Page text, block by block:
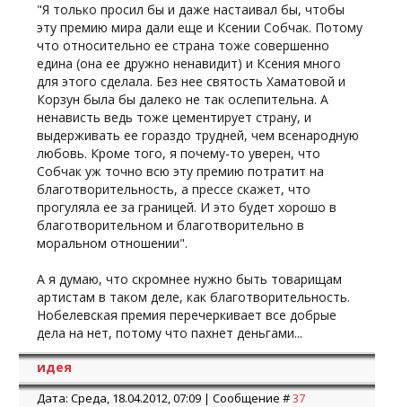
Разразился жуткий скандал. В итоге Чулпан
Хаматова решила ответить на вопрос Собчак. В
интервью одному из информагентств она сообщила:
«Все слухи по поводу того, что меня пытали и
принуждали, и прикладывали утюг к груди, это,
конечно, не соответствует действительности. Это
мой выбор. Притом что я аполитичный человек».
Она объяснила, что, занимаясь
благотворительностью, можно столкнуться с
«огромным количеством подводных камней»,
«которые можно обойти только в сотрудничестве с
правящей властью, если мы хотим эффективно
помогать детям. Невозможно было сегодня без
клинику, которая уже открыта и уже помогает детям.
Невозможно».
"Я только просил бы и даже настаивал бы, чтобы
эту премию мира дали еще и Ксении Собчак. Потому
что относительно ее страна тоже совершенно
едина (она ее дружно ненавидит) и Ксения много
для этого сделала. Без нее святость Хаматовой и
Корзун была бы далеко не так ослепительна. А
ненависть ведь тоже цементирует страну, и
выдерживать ее гораздо трудней, чем всенародную
любовь. Кроме того, я почему-то уверен, что
Собчак уж точно всю эту премию потратит на
благотворительность, а прессе скажет, что
прогуляла ее за границей. И это будет хорошо в
благотворительном и благотворительно в
моральном отношении".
А я думаю, что скромнее нужно быть товарищам
артистам в таком деле, как благотворительность.
Нобелевская премия перечеркивает все добрые
дела на нет, потому что пахнет деньгами...
идея
Дата: Среда, 18.04.2012, 07:09 | Сообщение #37